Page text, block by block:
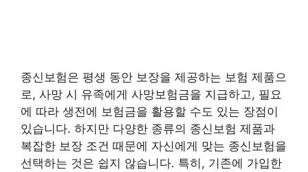
종신보험은 평생 동안 보장을 제공하는 보험 제품으
로, 사망 시 유족에게 사망보험금을 지급하고, 필요
에 따라 생전에 보험금을 활용할 수도 있는 장점이
있습니다. 하지만 다양한 종류의 종신보험 제품과
복잡한 보장 조건 때문에 자신에게 맞는 종신보험을
선택하는 것은 쉽지 않습니다. 특히, 기존에 가입한